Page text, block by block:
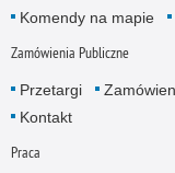
Komendy na mapie
Zamówienia Publiczne
Przetargi
Kontakt
Praca